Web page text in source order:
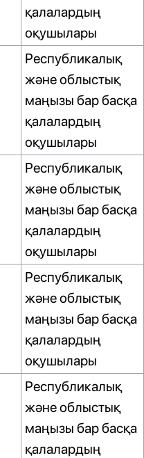
қалалардың
оқушылары
Республикалық
және облыстық
маңызы бар басқа
қалалардың
оқушылары
Республикалық
және облыстық
маңызы бар басқа
қалалардың
оқушылары
Республикалық
және облыстық
маңызы бар басқа
қалалардың
оқушылары
Республикалық
және облыстық
маңызы бар басқа
қалалардың